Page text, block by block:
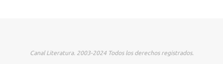
Canal Literatura. 2003-2024 Todos los derechos registrados.